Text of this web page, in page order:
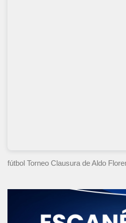
fútbol Torneo Clausura de Aldo